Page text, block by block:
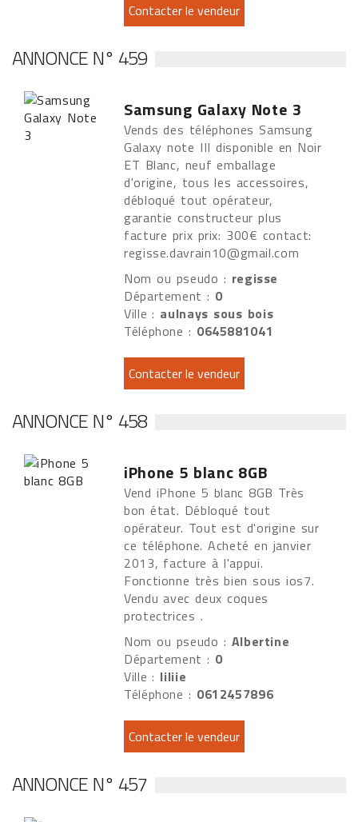
ANNONCE N° 459
Samsung Galaxy Note 3
Vends des téléphones Samsung
Galaxy note III disponible en Noir
ET Blanc, neuf emballage
d'origine, tous les accessoires,
débloqué tout opérateur,
garantie constructeur plus
facture prix prix: 300€ contact:
regisse.davrain10@gmail.com
Nom ou pseudo : regisse
Département : 0
Ville : aulnays sous bois
Téléphone : 0645881041
ANNONCE N° 458
iPhone 5 blanc 8GB
Vend iPhone 5 blanc 8GB Très
bon état. Débloqué tout
opérateur. Tout est d'origine sur
ce téléphone. Acheté en janvier
2013, facture à l'appui.
Fonctionne très bien sous ios7.
Vendu avec deux coques
protectrices .
Nom ou pseudo : Albertine
Département : 0
Ville : liliie
Téléphone : 0612457896
ANNONCE N° 457